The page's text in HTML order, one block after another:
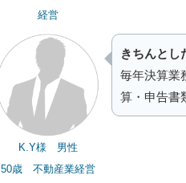
経営
K.Y様 男性
50歳 不動産業経営
きちんとし
毎年決算業
算・申告書